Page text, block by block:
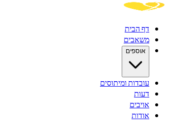
דף הבית
משאבים
אוספים
עובדות ומיתוסים
דעות
אויבים
אודות